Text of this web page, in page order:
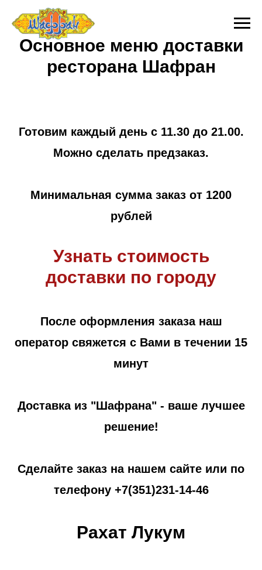
Основное меню доставки
ресторана Шафран
Готовим каждый день с 11.30 до 21.00.
Можно сделать предзаказ.
Минимальная сумма заказ от 1200
рублей
Узнать стоимость
доставки по городу
После оформления заказа наш
оператор свяжется с Вами в течении 15
минут
Доставка из "Шафрана" - ваше лучшее
решение!
Сделайте заказ на нашем сайте или по
телефону +7(351)231-14-46
Рахат Лукум